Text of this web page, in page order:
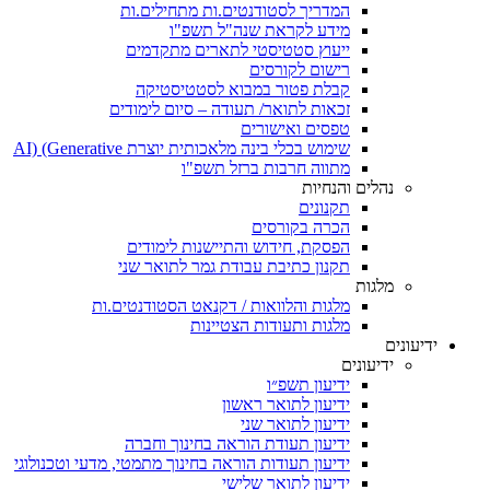
המדריך לסטודנטים.ות מתחילים.ות
מידע לקראת שנה"ל תשפ"ו
ייעוץ סטטיסטי לתארים מתקדמים
רישום לקורסים
קבלת פטור במבוא לסטטיסטיקה
זכאות לתואר/ תעודה – סיום לימודים
טפסים ואישורים
שימוש בכלי בינה מלאכותית יוצרת AI) (Generative
מתווה חרבות ברזל תשפ"ו
נהלים והנחיות
תקנונים
הכרה בקורסים
הפסקת, חידוש והתיישנות לימודים
תקנון כתיבת עבודת גמר לתואר שני
מלגות
מלגות והלוואות / דקנאט הסטודנטים.ות
מלגות ותעודות הצטיינות
ידיעונים
ידיעונים
ידיעון תשפ״ו
ידיעון לתואר ראשון
ידיעון לתואר שני
ידיעון תעודת הוראה בחינוך וחברה
ידיעון תעודות הוראה בחינוך מתמטי, מדעי וטכנולוגי
ידיעון לתואר שלישי